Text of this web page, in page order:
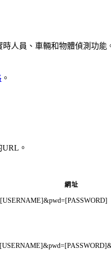
人員、車輛和物體偵測功
。
。
網址